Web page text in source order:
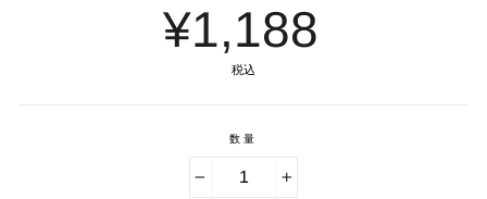
¥1,188
税込
数量